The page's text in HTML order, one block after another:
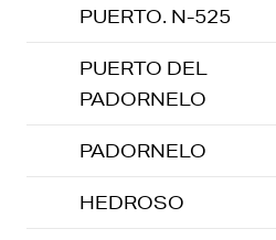
PUERTO. N-525
PUERTO DEL
PADORNELO
PADORNELO
HEDROSO